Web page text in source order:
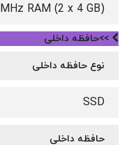
RAM (2 x 4 GB)
>>حافظه داخلی
نوع حافظه داخلی
SSD
حافظه داخلی